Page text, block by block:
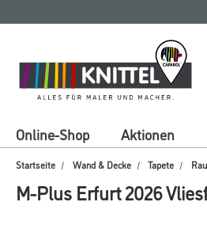
springen
springen
Online-Shop Aktionen
Startseite Wand & Decke Tapete
M-Plus Erfurt 2026